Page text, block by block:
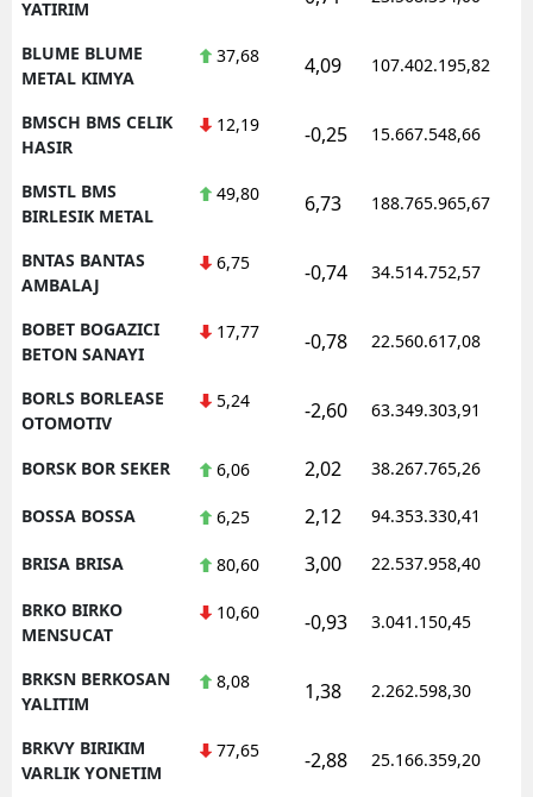
YATIRIM
BLUME BLUME
METAL KIMYA
37,68 4,09 107.402.195,82
BMSCH BMS CELIK
HASIR
12,19 -0,25 15.667.548,66
BMSTL BMS
BIRLESIK METAL
49,80 6,73 188.765.965,67
BNTAS BANTAS
AMBALAJ
6,75 -0,74 34.514.752,57
BOBET BOGAZICI
BETON SANAYI
17,77 -0,78 22.560.617,08
BORLS BORLEASE
OTOMOTIV
5,24 -2,60 63.349.303,91
BORSK BOR SEKER 6,06 2,02 38.267.765,26
BOSSA BOSSA 6,25 2,12 94.353.330,41
BRISA BRISA 80,60 3,00 22.537.958,40
BRKO BIRKO
MENSUCAT
10,60 -0,93 3.041.150,45
BRKSN BERKOSAN
YALITIM
8,08 1,38 2.262.598,30
BRKVY BIRIKIM
VARLIK YONETIM
77,65 -2,88 25.166.359,20